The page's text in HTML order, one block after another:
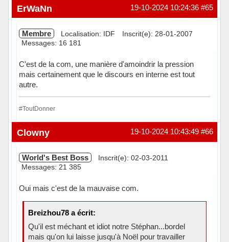
Hors ligne #65
19-10-2024 10:24:36
ErWaNn
Membre Localisation: IDF
Inscrit(e): 28-01-2007
Messages: 16 181
C'est de la com, une manière d'amoindrir la pression
mais certainement que le discours en interne est tout
autre.
#ToutDonner
Hors ligne #66
19-10-2024 10:43:49
Clowny
World's Best Boss
Inscrit(e): 02-03-2011
Messages: 21 385
Oui mais c'est de la mauvaise com.
Breizhou78 a écrit:
Qu'il est méchant et idiot notre Stéphan...bordel
mais qu'on lui laisse jusqu'à Noël pour travailler